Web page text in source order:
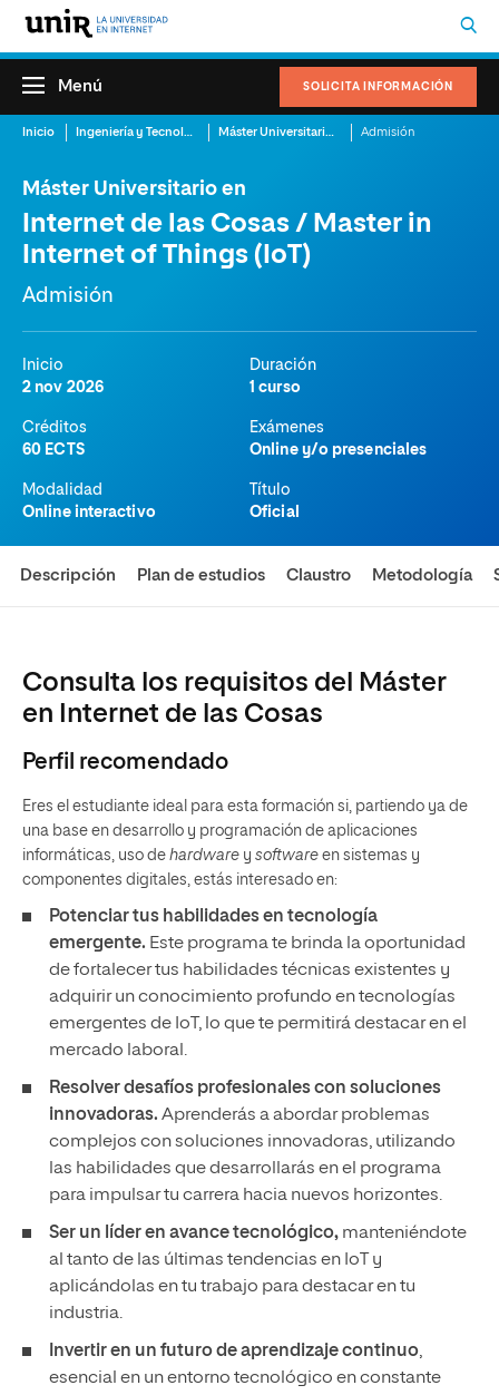
SOLICITA INFORMACIÓN
Menú
Inicio Ingeniería y Tecnología Máster Universitario en Internet de las Cosas / Master in Internet of Things (IoT) Admisión
Máster Universitario en
Internet de las Cosas / Master in
Internet of Things (IoT)
Admisión
Inicio
2 nov 2026
Duración
1 curso
Créditos
60 ECTS
Exámenes
Online y/o presenciales
Modalidad
Online interactivo
Título
Oficial
Descripción Plan de estudios Claustro Metodología
Consulta los requisitos del Máster
en Internet de las Cosas
Perfil recomendado
Eres el estudiante ideal para esta formación si, partiendo ya de
una base en desarrollo y programación de aplicaciones
informáticas, uso de hardware y software en sistemas y
componentes digitales, estás interesado en:
Potenciar tus habilidades en tecnología
emergente. Este programa te brinda la oportunidad
de fortalecer tus habilidades técnicas existentes y
adquirir un conocimiento profundo en tecnologías
emergentes de IoT, lo que te permitirá destacar en el
mercado laboral.
Resolver desafíos profesionales con soluciones
innovadoras. Aprenderás a abordar problemas
complejos con soluciones innovadoras, utilizando
las habilidades que desarrollarás en el programa
para impulsar tu carrera hacia nuevos horizontes.
Ser un líder en avance tecnológico, manteniéndote
al tanto de las últimas tendencias en IoT y
aplicándolas en tu trabajo para destacar en tu
industria.
Invertir en un futuro de aprendizaje continuo,
esencial en un entorno tecnológico en constante